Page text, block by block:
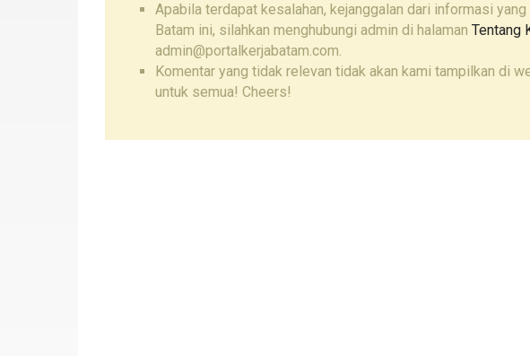
Apabila terdapat kesalahan, kejanggalan dari informasi
Batam ini, silahkan menghubungi admin di halaman Tentang
admin@portalkerjabatam.com.
Komentar yang tidak relevan tidak akan kami tampilkan di
untuk semua! Cheers!